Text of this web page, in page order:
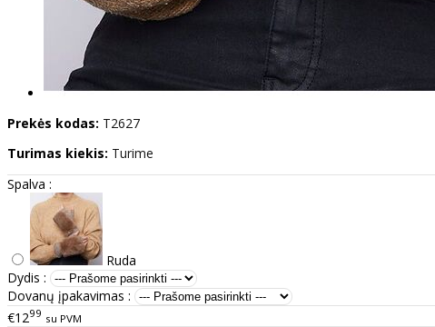
Prekės kodas: T2627
Turimas kiekis: Turime
Spalva :
Ruda
Dydis :
Dovanų įpakavimas :
€1299 su PVM